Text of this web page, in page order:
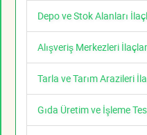
Depo ve Stok Alanları
Alışveriş Merkezleri
Tarla ve Tarım Arazileri
Gıda Üretim ve İşleme